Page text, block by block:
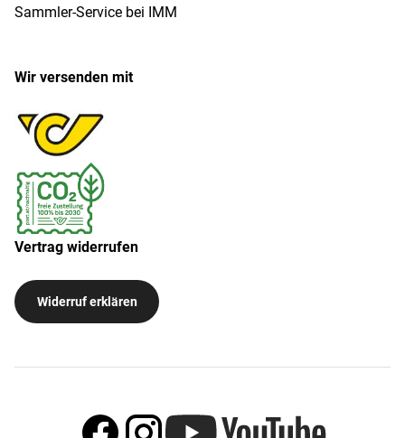
Sammler-Service bei IMM
Wir versenden mit
Vertrag widerrufen
Widerruf erklären